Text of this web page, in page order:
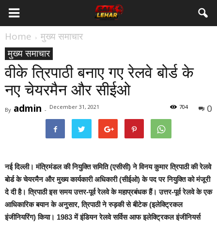
Home
मुख्य समाचार
मुख्य समाचार
वीके त्रिपाठी बनाए गए रेलवे बोर्ड के
नए चेयरमैन और सीईओ
By admin - December 31, 2021 0
704
नई दिल्ली। मंत्रिमंडल की नियुक्ति समिति (एसीसी) ने विनय कुमार त्रिपाठी की रेलवे
बोर्ड के चेयरमैन और मुख्य कार्यकारी अधिकारी (सीईओ) के पद पर नियुक्ति को मंजूरी
दे दी है। त्रिपाठी इस समय उत्तर-पूर्व रेलवे के महाप्रबंधक हैं। उत्तर-पूर्व रेलवे के एक
आधिकारिक बयान के अनुसार, त्रिपाठी ने रुड़की से बीटेक (इलेक्टि्रकल
इंजीनियरिंग) किया। 1983 में इंडियन रेलवे सर्विस आफ इलेक्टि्रकल इंजीनियर्स